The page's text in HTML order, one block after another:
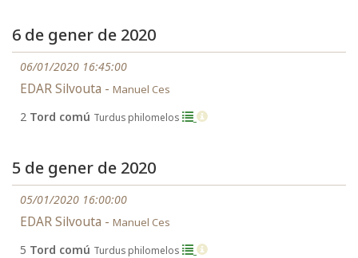
6 de gener de 2020
06/01/2020 16:45:00
EDAR Silvouta - Manuel Ces
2 Tord comú Turdus philomelos
5 de gener de 2020
05/01/2020 16:00:00
EDAR Silvouta - Manuel Ces
5 Tord comú Turdus philomelos